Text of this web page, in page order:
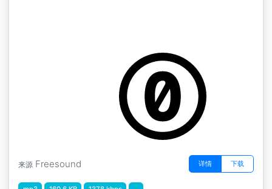
来源 Freesound 详情 下载